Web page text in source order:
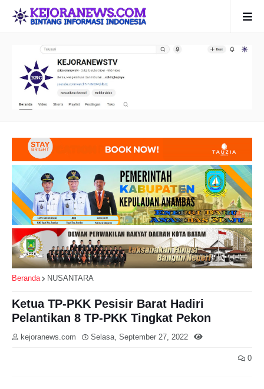
Beranda NUSANTARA
Ketua TP-PKK Pesisir Barat Hadiri
Pelantikan 8 TP-PKK Tingkat Pekon
kejoranews.com Selasa, September 27, 2022
0